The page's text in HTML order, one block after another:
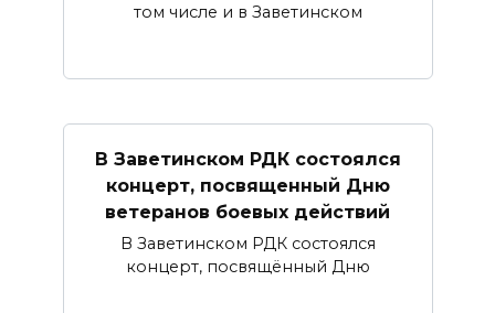
том числе и в Заветинском
В Заветинском РДК состоялся
концерт, посвященный Дню
ветеранов боевых действий
В Заветинском РДК состоялся
концерт, посвящённый Дню